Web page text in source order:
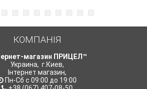
КОМПАНІЯ
магазин ПРИЦЕЛ™
Украина, г.Киев,
Інтернет магазин,
Пн-Сб с 09:00 до 19:00